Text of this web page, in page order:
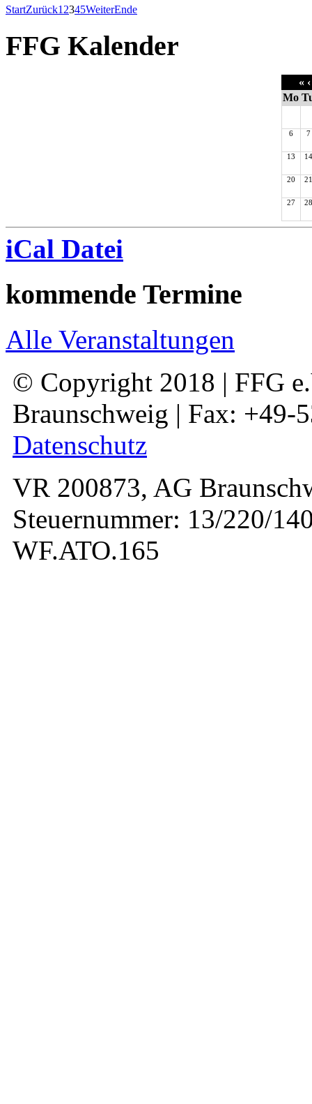
StartZurück1 2345WeiterEnde
FFG Kalender
« ‹
Mo
6 7
13 14
20 21
27 28
iCal Datei
kommende Termine
Alle Veranstaltungen
© Copyright 2018 | FFG
Braunschweig | Fax: +49-
Datenschutz
VR 200873, AG
Steuernummer: 13/220/
WF.ATO.165